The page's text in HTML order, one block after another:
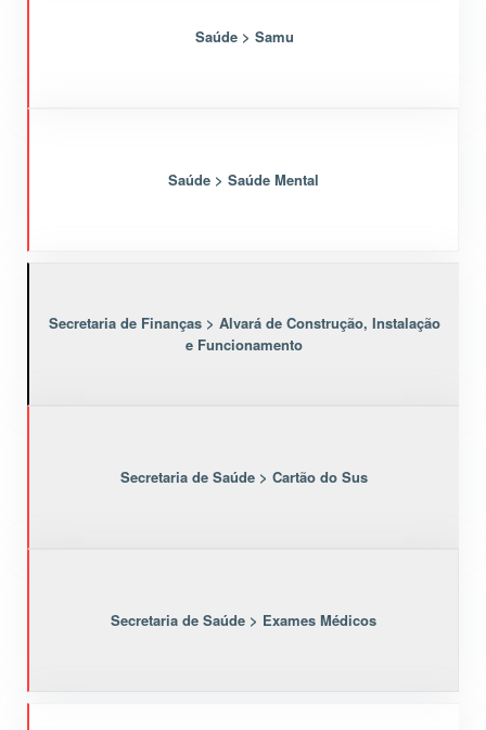
Saúde > Samu
Saúde > Saúde Mental
Secretaria de Finanças > Alvará de Construção, Instalação
e Funcionamento
Secretaria de Saúde > Cartão do Sus
Secretaria de Saúde > Exames Médicos